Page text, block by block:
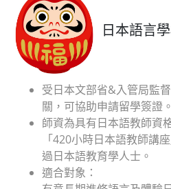
日本語言
受日本文部省&入管局監
關，可協助申請留學簽證。
師資為具有日本語教師資
「420小時日本語教師講
過日本語教育學人士。
適合對象：